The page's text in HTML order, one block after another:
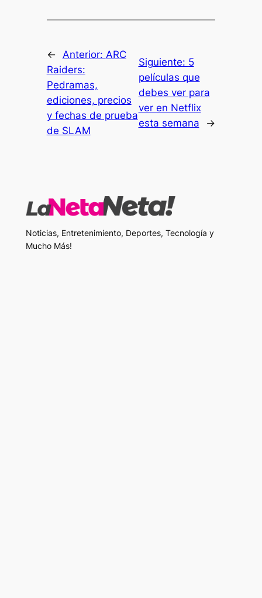
← Anterior: ARC
Raiders:
Pedramas,
ediciones, precios
y fechas de prueba
de SLAM
Siguiente: 5
películas que
debes ver para
ver en Netflix
esta semana
→
Noticias, Entretenimiento, Deportes, Tecnología y
Mucho Más!